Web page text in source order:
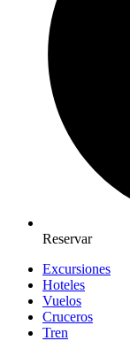
Reservar
Excursiones
Hoteles
Vuelos
Cruceros
Tren